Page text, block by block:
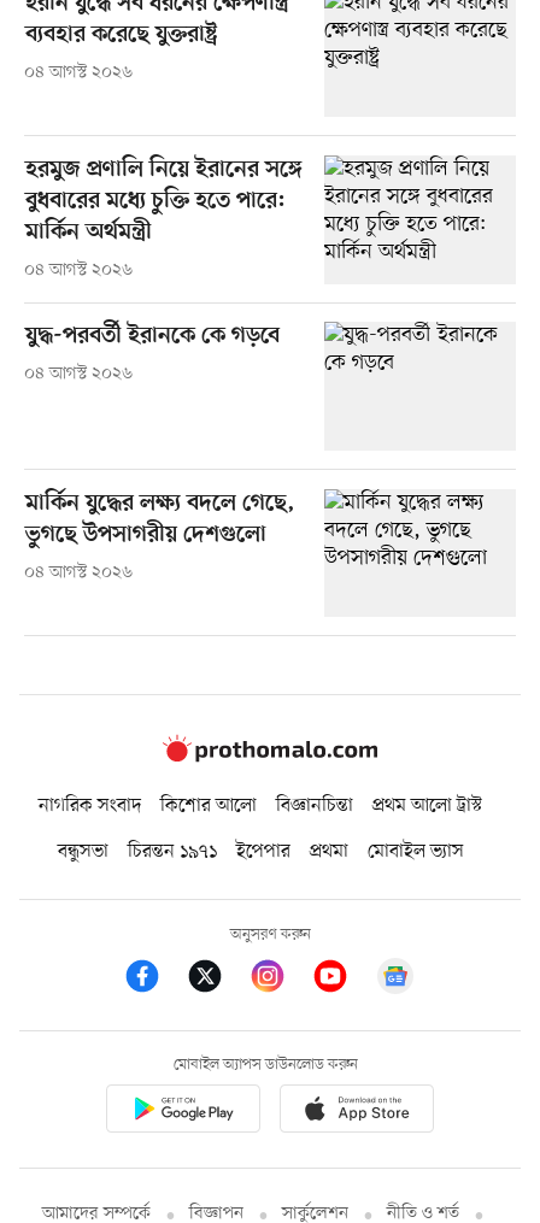
ব্যবহার করেছে যুক্তরাষ্ট্র
০৪ আগস্ট ২০২৬
হরমুজ প্রণালি নিয়ে ইরানের সঙ্গে
বুধবারের মধ্যে চুক্তি হতে পারে:
মার্কিন অর্থমন্ত্রী
০৪ আগস্ট ২০২৬
যুদ্ধ-পরবর্তী ইরানকে কে গড়বে
০৪ আগস্ট ২০২৬
মার্কিন যুদ্ধের লক্ষ্য বদলে গেছে,
ভুগছে উপসাগরীয় দেশগুলো
০৪ আগস্ট ২০২৬
নাগরিক সংবাদ কিশোর আলো বিজ্ঞানচিন্তা
প্রথম আলো ট্রাস্ট
বন্ধুসভা
চিরন্তন ১৯৭১ ইপেপার প্রথমা মোবাইল ভ্যাস
অনুসরণ করুন
মোবাইল অ্যাপস ডাউনলোড করুন
আমাদের সম্পর্কে বিজ্ঞাপন সার্কুলেশন নীতি ও শর্ত